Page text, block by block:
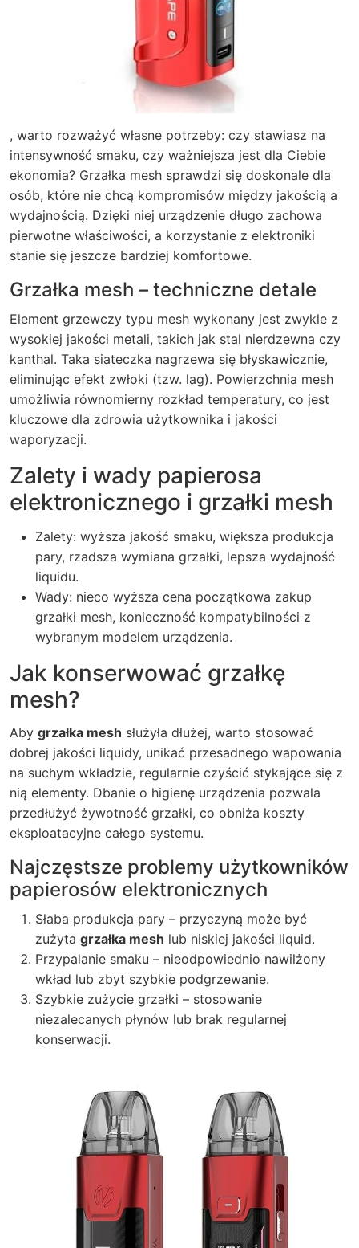
, warto rozważyć własne potrzeby: czy stawiasz na
intensywność smaku, czy ważniejsza jest dla Ciebie
ekonomia? Grzałka mesh sprawdzi się doskonale dla
osób, które nie chcą kompromisów między jakością a
wydajnością. Dzięki niej urządzenie długo zachowa
pierwotne właściwości, a korzystanie z elektroniki
stanie się jeszcze bardziej komfortowe.
Grzałka mesh – techniczne detale
Element grzewczy typu mesh wykonany jest zwykle z
wysokiej jakości metali, takich jak stal nierdzewna czy
kanthal. Taka siateczka nagrzewa się błyskawicznie,
eliminując efekt zwłoki (tzw. lag). Powierzchnia mesh
umożliwia równomierny rozkład temperatury, co jest
kluczowe dla zdrowia użytkownika i jakości
waporyzacji.
Zalety i wady papierosa
elektronicznego i grzałki mesh
Zalety: wyższa jakość smaku, większa produkcja
pary, rzadsza wymiana grzałki, lepsza wydajność
liquidu.
Wady: nieco wyższa cena początkowa zakup
grzałki mesh, konieczność kompatybilności z
wybranym modelem urządzenia.
Jak konserwować grzałkę
mesh?
Aby grzałka mesh służyła dłużej, warto stosować
dobrej jakości liquidy, unikać przesadnego wapowania
na suchym wkładzie, regularnie czyścić stykające się z
nią elementy. Dbanie o higienę urządzenia pozwala
przedłużyć żywotność grzałki, co obniża koszty
eksploatacyjne całego systemu.
Najczęstsze problemy użytkowników
papierosów elektronicznych
Słaba produkcja pary – przyczyną może być
zużyta grzałka mesh lub niskiej jakości liquid.
Przypalanie smaku – nieodpowiednio nawilżony
wkład lub zbyt szybkie podgrzewanie.
Szybkie zużycie grzałki – stosowanie
niezalecanych płynów lub brak regularnej
konserwacji.